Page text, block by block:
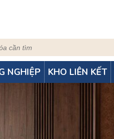
NGHIỆP KHO LIÊN KẾT